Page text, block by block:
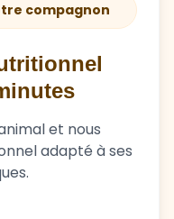
compagnon
et nous
adapté à ses